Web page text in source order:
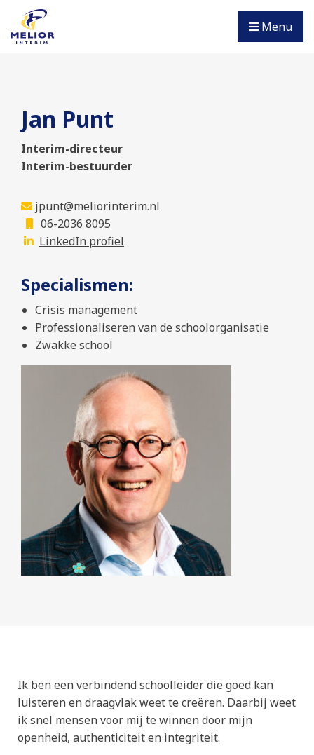
Menu
Jan Punt
Interim-directeur
Interim-bestuurder
jpunt@meliorinterim.nl
06-2036 8095
LinkedIn profiel
Specialismen:
Crisis management
Professionaliseren van de schoolorganisatie
Zwakke school
Ik ben een verbindend schoolleider die goed kan
luisteren en draagvlak weet te creëren. Daarbij weet
ik snel mensen voor mij te winnen door mijn
openheid, authenticiteit en integriteit.